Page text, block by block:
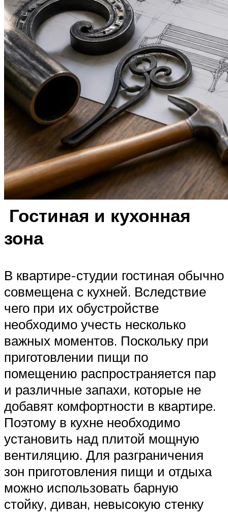
Гостиная и кухонная
зона
В квартире-студии гостиная обычно
совмещена с кухней. Вследствие
чего при их обустройстве
необходимо учесть несколько
важных моментов. Поскольку при
приготовлении пищи по
помещению распространяется пар
и различные запахи, которые не
добавят комфортности в квартире.
Поэтому в кухне необходимо
установить над плитой мощную
вентиляцию. Для разграничения
зон приготовления пищи и отдыха
можно использовать барную
стойку, диван, невысокую стенку